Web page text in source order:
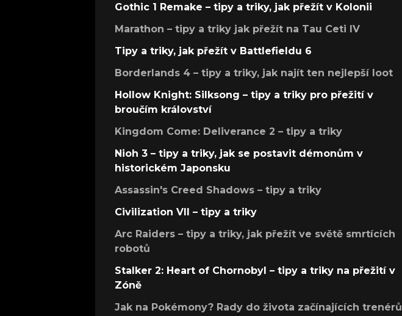
Gothic 1 Remake – tipy a triky, jak přežít v Kolonii
Marathon – tipy a triky jak přežít na Tau Ceti IV
Tipy a triky, jak přežít v Battlefieldu 6
Borderlands 4 – tipy a triky, jak najít ten nejlepší loot
Hollow Knight: Silksong – tipy a triky pro přežití v
broučím království
Kingdom Come: Deliverance 2 – tipy a triky
Nioh 3 – tipy a triky, jak se postavit démonům v
historickém Japonsku
Assassin's Creed Shadows – tipy a triky
Civilization VII – tipy a triky
Arc Raiders – tipy a triky, jak přežít ve světě smrtících
robotů
Stalker 2: Heart of Chornobyl – tipy a triky na přežití v
Zóně
Jak na Pokémony? Rady do života začínajících trenérů